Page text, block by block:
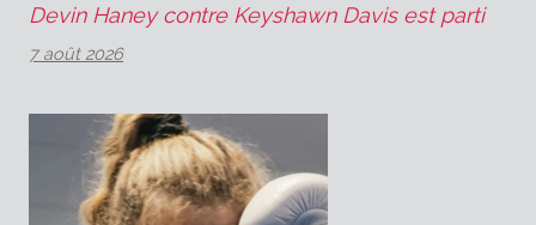
Devin Haney contre Keyshawn Davis est parti
7 août 2026